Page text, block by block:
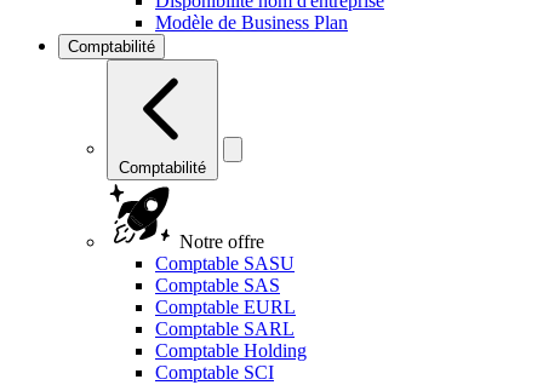
Modèle de Business Plan
Comptabilité
Comptabilité
Notre offre
Comptable SASU
Comptable SAS
Comptable EURL
Comptable SARL
Comptable Holding
Comptable SCI